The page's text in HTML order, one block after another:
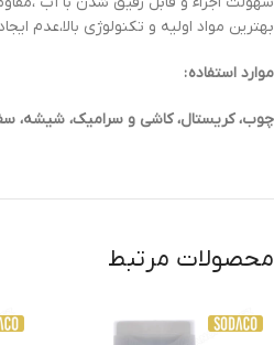
بهترین مواد اولیه و تکنولوژی
موارد استفاده :
چوب، کریستال، کاشی و سرامیک، شیشه،
محصولات مرتبط